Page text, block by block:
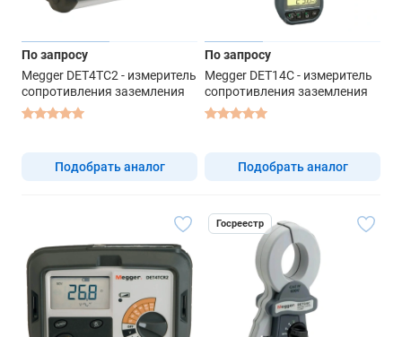
По запросу
Megger DET4TC2 - измеритель
сопротивления заземления
Подобрать аналог
По запросу
Megger DET14C - измеритель
сопротивления заземления
Подобрать аналог
Госреестр